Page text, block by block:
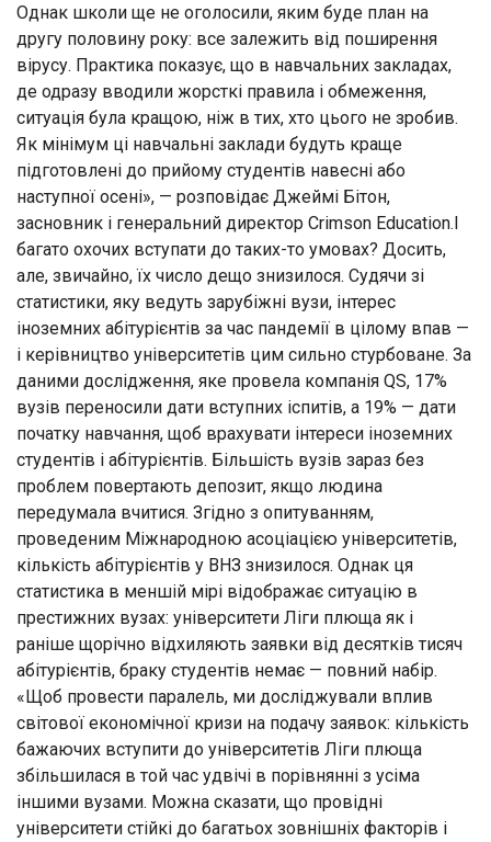
Однак школи ще не оголосили, яким буде план на
другу половину року: все залежить від поширення
вірусу. Практика показує, що в навчальних закладах,
де одразу вводили жорсткі правила і обмеження,
ситуація була кращою, ніж в тих, хто цього не зробив.
Як мінімум ці навчальні заклади будуть краще
підготовлені до прийому студентів навесні або
наступної осені», — розповідає Джеймі Бітон,
засновник і генеральний директор Crimson Education.І
багато охочих вступати до таких-то умовах? Досить,
але, звичайно, їх число дещо знизилося. Судячи зі
статистики, яку ведуть зарубіжні вузи, інтерес
іноземних абітурієнтів за час пандемії в цілому впав —
і керівництво університетів цим сильно стурбоване. За
даними дослідження, яке провела компанія QS, 17%
вузів переносили дати вступних іспитів, а 19% — дати
початку навчання, щоб врахувати інтереси іноземних
студентів і абітурієнтів. Більшість вузів зараз без
проблем повертають депозит, якщо людина
передумала вчитися. Згідно з опитуванням,
проведеним Міжнародною асоціацією університетів,
кількість абітурієнтів у ВНЗ знизилося. Однак ця
статистика в меншій мірі відображає ситуацію в
престижних вузах: університети Ліги плюща як і
раніше щорічно відхиляють заявки від десятків тисяч
абітурієнтів, браку студентів немає — повний набір.
«Щоб провести паралель, ми досліджували вплив
світової економічної кризи на подачу заявок: кількість
бажаючих вступити до університетів Ліги плюща
збільшилася в той час удвічі в порівнянні з усіма
іншими вузами. Можна сказати, що провідні
університети стійкі до багатьох зовнішніх факторів і